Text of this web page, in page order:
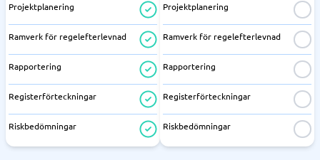
Projektplanering
Ramverk för regelefterlevnad
Rapportering
Registerförteckningar
Riskbedömningar
Projektplanering
Ramverk för regelefterlevnad
Rapportering
Registerförteckningar
Riskbedömningar